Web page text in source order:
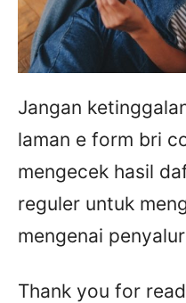
Jangan
laman e form bri
mengecek hasil
reguler untuk
mengenai
Thank you for